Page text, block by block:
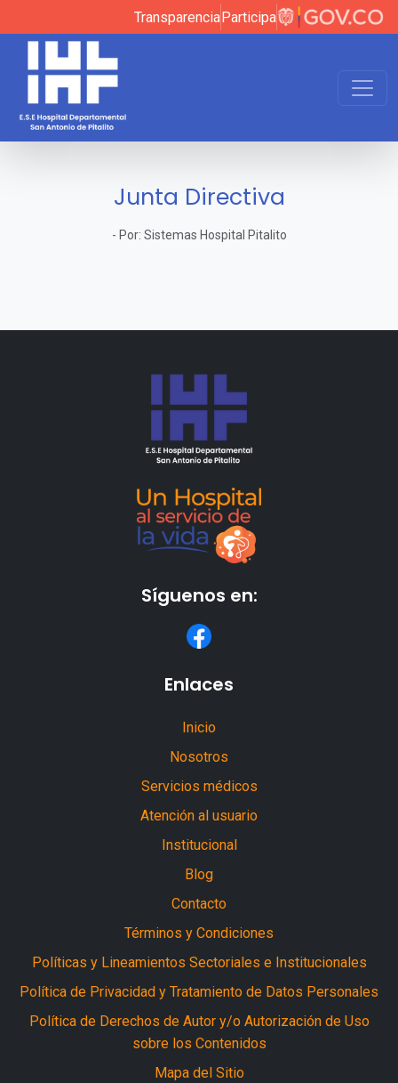
TransparenciaParticipa
Junta Directiva
- Por: Sistemas Hospital Pitalito
Síguenos en:
Enlaces
Inicio
Nosotros
Servicios médicos
Atención al usuario
Institucional
Blog
Contacto
Términos y Condiciones
Políticas y Lineamientos Sectoriales e Institucionales
Política de Privacidad y Tratamiento de Datos Personales
Política de Derechos de Autor y/o Autorización de Uso
sobre los Contenidos
Mapa del Sitio